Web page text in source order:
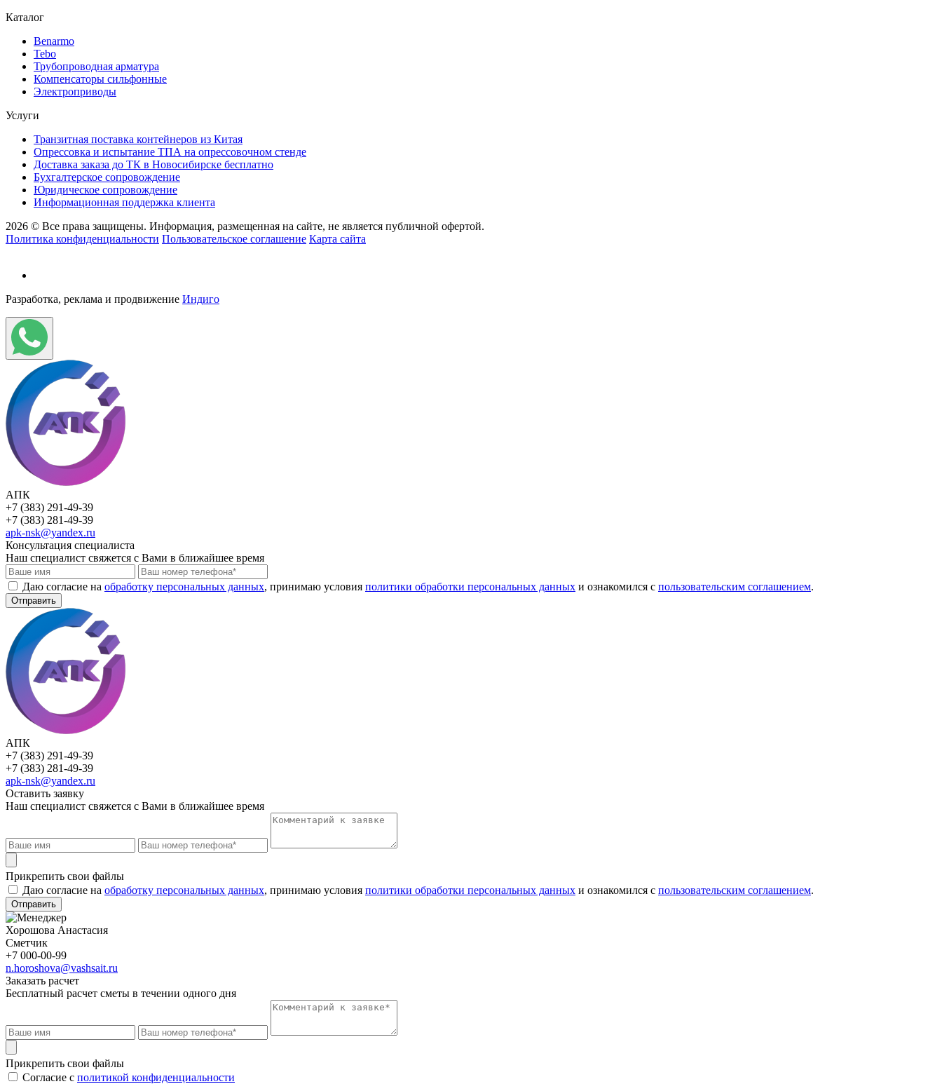
Каталог
Benarmo
Tebo
Трубопроводная арматура
Компенсаторы сильфонные
Электроприводы
Услуги
Транзитная поставка контейнеров из Китая
Опрессовка и испытание ТПА на опрессовочном стенде
Доставка заказа до ТК в Новосибирске бесплатно
Бухгалтерское сопровождение
Юридическое сопровождение
Информационная поддержка клиента
2026 © Все права защищены. Информация, размещенная на сайте, не является публичной офертой.
Политика конфиденциальности Пользовательское соглашение Карта сайта
Разработка, реклама и продвижение Индиго
АПК
+7 (383) 291-49-39
+7 (383) 281-49-39
apk-nsk@yandex.ru
Консультация специалиста
Наш специалист свяжется с Вами в ближайшее время
Даю согласие на обработку персональных данных, принимаю условия политики обработки персональных данных и ознакомился с пользовательским соглашением.
Отправить
АПК
+7 (383) 291-49-39
+7 (383) 281-49-39
apk-nsk@yandex.ru
Оставить заявку
Наш специалист свяжется с Вами в ближайшее время
Прикрепить свои файлы
Даю согласие на обработку персональных данных, принимаю условия политики обработки персональных данных и ознакомился с пользовательским соглашением.
Отправить
Хорошова Анастасия
Сметчик
+7 000-00-99
n.horoshova@vashsait.ru
Заказать расчет
Бесплатный расчет сметы в течении одного дня
Прикрепить свои файлы
Cогласие с политикой конфиденциальности